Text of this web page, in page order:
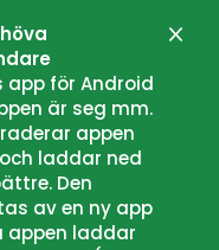
för Android
är seg mm.
appen
laddar ned
Den
av en ny app
appen laddar
Close